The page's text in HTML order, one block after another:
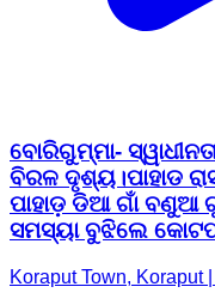
ବୋରିଗୁମ୍ମା-
ବିରଳ ଦୃଶ୍ୟ।ପାହାଡ
ପାହାଡ଼ ଡିଆ ଗାଁ ବଣୁଆ
ସମସ୍ୟା ବୁଝିଲେ
Koraput Town, Koraput